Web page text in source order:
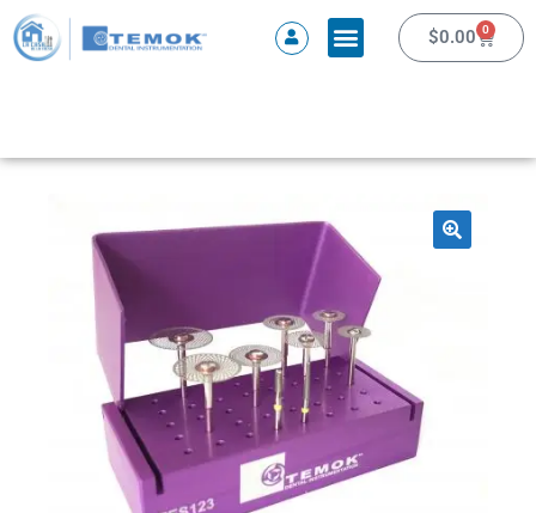
$0.00 0